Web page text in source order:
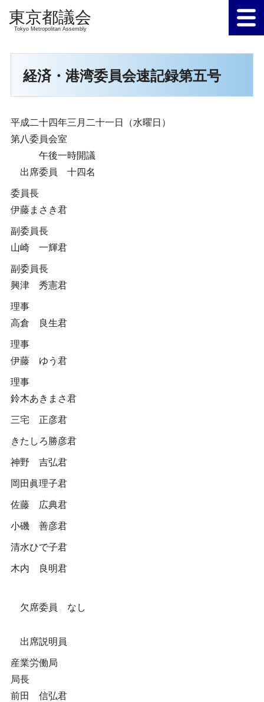
Tokyo Metropolitan Assembly
経済・港湾委員会速記録第五号
平成二十四年三月二十一日（水曜日）
第八委員会室
午後一時開議
出席委員 十四名
委員長
伊藤まさき君
副委員長
山崎 一輝君
副委員長
興津 秀憲君
理事
高倉 良生君
理事
伊藤 ゆう君
理事
鈴木あきまさ君
三宅 正彦君
きたしろ勝彦君
神野 吉弘君
岡田眞理子君
佐藤 広典君
小磯 善彦君
清水ひで子君
木内 良明君
欠席委員 なし
出席説明員
産業労働局
局長
前田 信弘君